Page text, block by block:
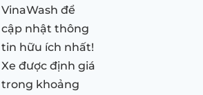
VinaWash để
cập nhật thông
tin hữu ích nhất!
Xe được định giá
trong khoảng